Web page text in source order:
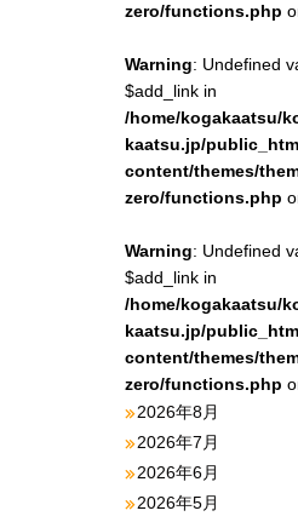
zero/functions.php
Warning: Undefined
$add_link in
/home/kogakaatsu/
kaatsu.jp/
content/themes/
zero/functions.php
Warning: Undefined
$add_link in
/home/kogakaatsu/
kaatsu.jp/
content/themes/
zero/functions.php
2026年8月
2026年7月
2026年6月
2026年5月